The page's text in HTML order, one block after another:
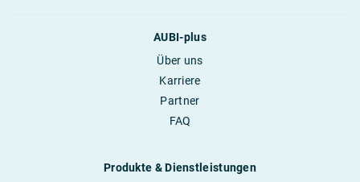
AUBI-plus
Über uns
Karriere
Partner
FAQ
Produkte & Dienstleistungen